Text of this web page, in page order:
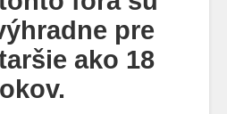
pre
ako 18